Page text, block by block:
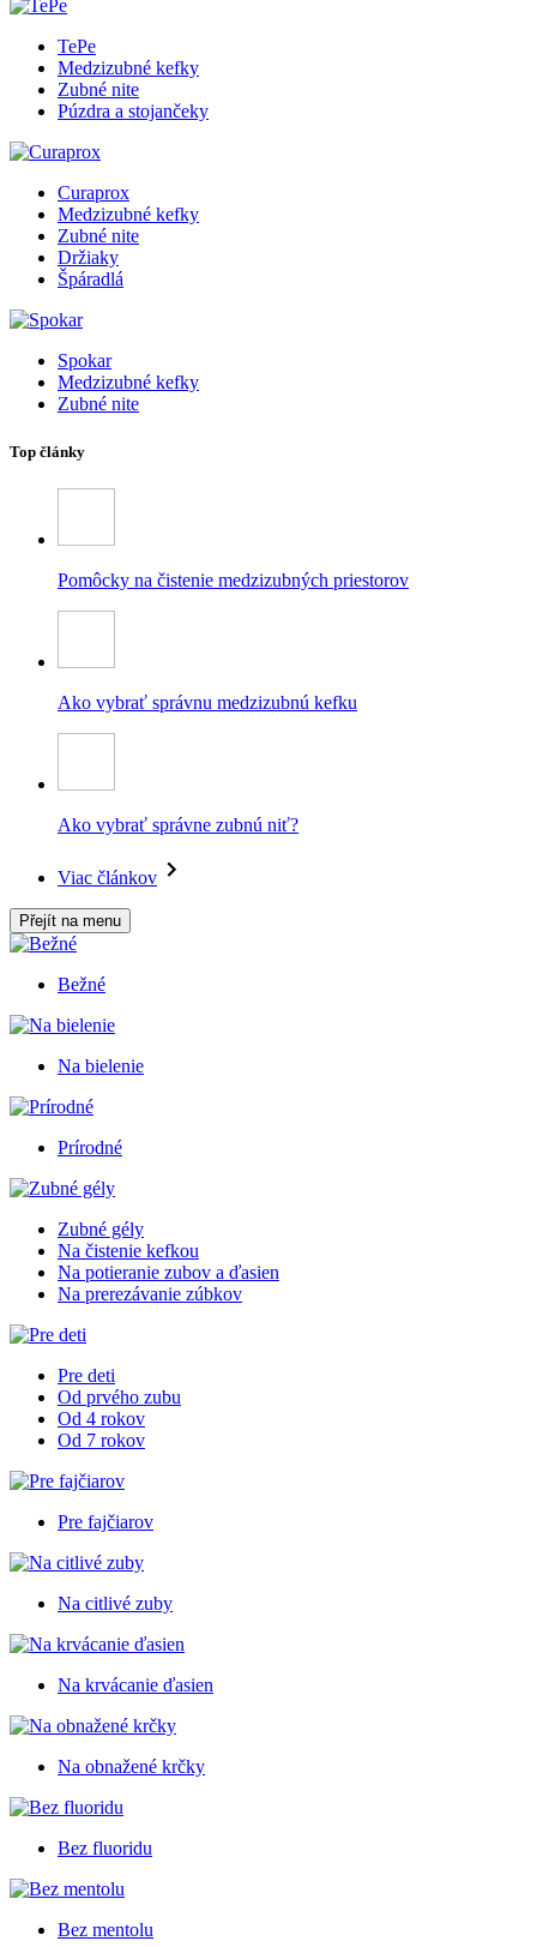
TePe
Medzizubné kefky
Zubné nite
Púzdra a stojančeky
Curaprox
Medzizubné kefky
Zubné nite
Držiaky
Špáradlá
Spokar
Medzizubné kefky
Zubné nite
Top články
Pomôcky na čistenie medzizubných priestorov
Ako vybrať správnu medzizubnú kefku
Ako vybrať správne zubnú niť?
Viac článkov
Přejít na menu
Bežné
Na bielenie
Prírodné
Zubné gély
Na čistenie kefkou
Na potieranie zubov a ďasien
Na prerezávanie zúbkov
Pre deti
Od prvého zubu
Od 4 rokov
Od 7 rokov
Pre fajčiarov
Na citlivé zuby
Na krvácanie ďasien
Na obnažené krčky
Bez fluoridu
Bez mentolu